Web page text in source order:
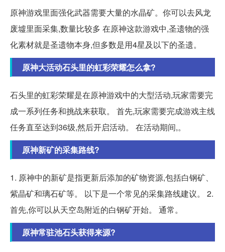
原神游戏里面强化武器需要大量的水晶矿。你可以去风龙
废墟里面采集,数量比较多 在原神这款游戏中,圣遗物的强
化素材就是圣遗物本身,但多数是用4星及以下的圣遗。
原神大活动石头里的虹彩荣耀怎么拿?
石头里的虹彩荣耀是在原神游戏中的大型活动,玩家需要完
成一系列任务和挑战来获取。 首先,玩家需要完成游戏主线
任务直至达到36级,然后开启活动。 在活动期间,。
原神新矿的采集路线?
1. 原神中的新矿是指更新后添加的矿物资源,包括白钢矿、
紫晶矿和璃石矿等。 以下是一个常见的采集路线建议。 2.
首先,你可以从天空岛附近的白钢矿开始。 通常。
原神常驻池石头获得来源?